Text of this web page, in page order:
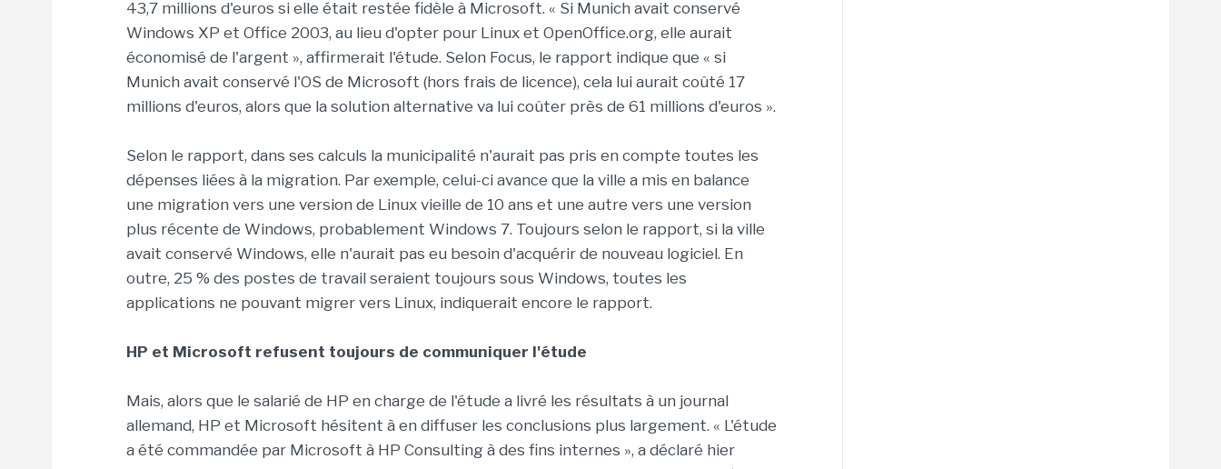
43,7 millions d'euros si elle était restée fidèle à Microsoft. « Si Munich avait conservé
Windows XP et Office 2003, au lieu d'opter pour Linux et OpenOffice.org, elle aurait
économisé de l'argent », affirmerait l'étude. Selon Focus, le rapport indique que « si
Munich avait conservé l'OS de Microsoft (hors frais de licence), cela lui aurait coûté 17
millions d'euros, alors que la solution alternative va lui coûter près de 61 millions d'euros ».
Selon le rapport, dans ses calculs la municipalité n'aurait pas pris en compte toutes les
dépenses liées à la migration. Par exemple, celui-ci avance que la ville a mis en balance
une migration vers une version de Linux vieille de 10 ans et une autre vers une version
plus récente de Windows, probablement Windows 7. Toujours selon le rapport, si la ville
avait conservé Windows, elle n'aurait pas eu besoin d'acquérir de nouveau logiciel. En
outre, 25 % des postes de travail seraient toujours sous Windows, toutes les
applications ne pouvant migrer vers Linux, indiquerait encore le rapport.
HP et Microsoft refusent toujours de communiquer l'étude
Mais, alors que le salarié de HP en charge de l'étude a livré les résultats à un journal
allemand, HP et Microsoft hésitent à en diffuser les conclusions plus largement. « L'étude
a été commandée par Microsoft à HP Consulting à des fins internes », a déclaré hier